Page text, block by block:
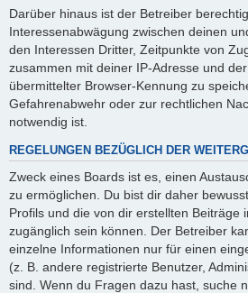
Darüber hinaus ist der Betreiber
Interessenabwägung zwischen deinen
den Interessen Dritter, Zeitpunkte von
zusammen mit deiner IP-Adresse und
übermittelter Browser-Kennung zu
Gefahrenabwehr oder zur rechtlichen
notwendig ist.
REGELUNGEN BEZÜGLICH DER
Zweck eines Boards ist es, einen
zu ermöglichen. Du bist dir daher
Profils und die von dir erstellten Beiträge
zugänglich sein können. Der Betreiber
einzelne Informationen nur für einen
(z. B. andere registrierte Benutzer,
sind. Wenn du Fragen dazu hast, suche